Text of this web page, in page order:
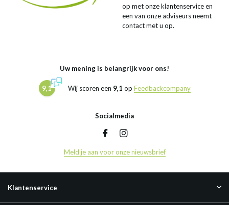
op met onze klantenservice en
een van onze adviseurs neemt
contact met u op.
Uw mening is belangrijk voor ons!
9,1 Wij scoren een 9,1 op Feedbackcompany
Socialmedia
Meld je aan voor onze nieuwsbrief
Klantenservice